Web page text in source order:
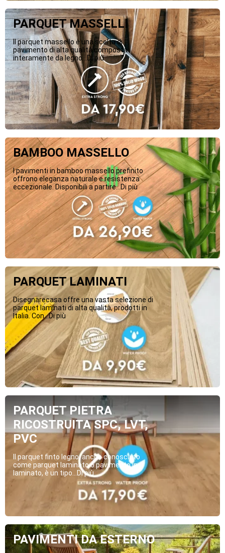
PARQUET MASSELLI
Il parquet massello è una scelta di
pavimento di alta qualità composta
interamente da legno...Di più
BAMBOO MASSELLO
I pavimenti in bamboo massello prefinito
offrono eleganza naturale e resistenza
eccezionale. Disponibili a partire...Di più
PARQUET LAMINATI
Disegnarecasa offre una vasta selezione di
parquet laminati di alta qualità, prodotti in
Italia. Con...Di più
PARQUET PIETRA
RICOSTRUITA SPC, LVT,
PVC
Il parquet finto legno, anche conosciuto
come parquet laminato o pavimento in
laminato, è un tipo...Di più
PAVIMENTI DA ESTERNO